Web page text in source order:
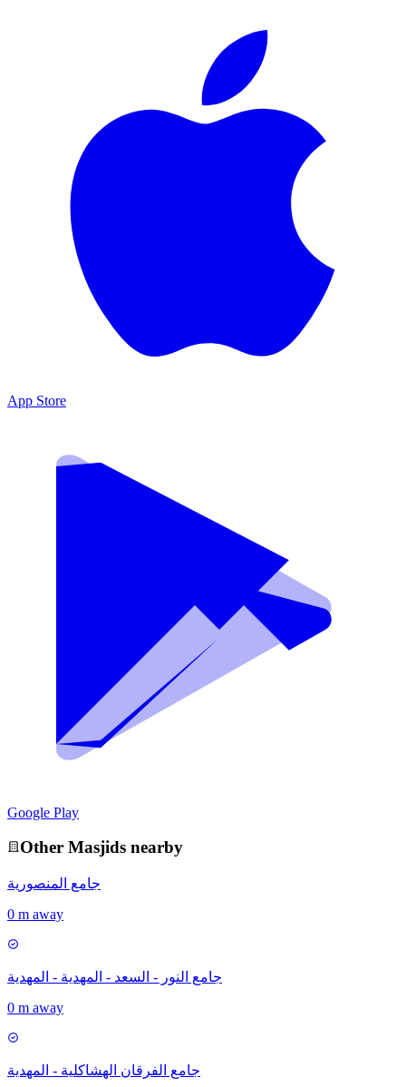
App Store
Google Play
Other Masjids nearby
جامع المنصورية
0 m away
جامع النور - السعد - المهدية - المهدية
0 m away
جامع الفرقان الهشاكلية - المهدية